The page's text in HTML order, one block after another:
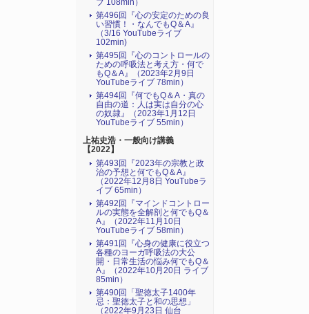
ブ 108min）
第496回『心の安定のための良
い習慣！・なんでもQ＆A』
（3/16 YouTubeライブ
102min)
第495回『心のコントロールの
ための呼吸法と考え方・何で
もQ＆A』（2023年2月9日
YouTubeライブ 78min）
第494回『何でもQ＆A・真の
自由の道：人は実は自分の心
の奴隷』（2023年1月12日
YouTubeライブ 55min）
上祐史浩・一般向け講義
【2022】
第493回『2023年の宗教と政
治の予想と何でもQ＆A』
（2022年12月8日 YouTubeラ
イブ 65min）
第492回『マインドコントロー
ルの実態を全解剖と何でもQ＆
A』（2022年11月10日
YouTubeライブ 58min）
第491回『心身の健康に役立つ
各種のヨーガ呼吸法の大公
開・日常生活の悩み何でもQ＆
A』（2022年10月20日 ライブ
85min）
第490回「聖徳太子1400年
忌：聖徳太子と和の思想」
（2022年9月23日 仙台